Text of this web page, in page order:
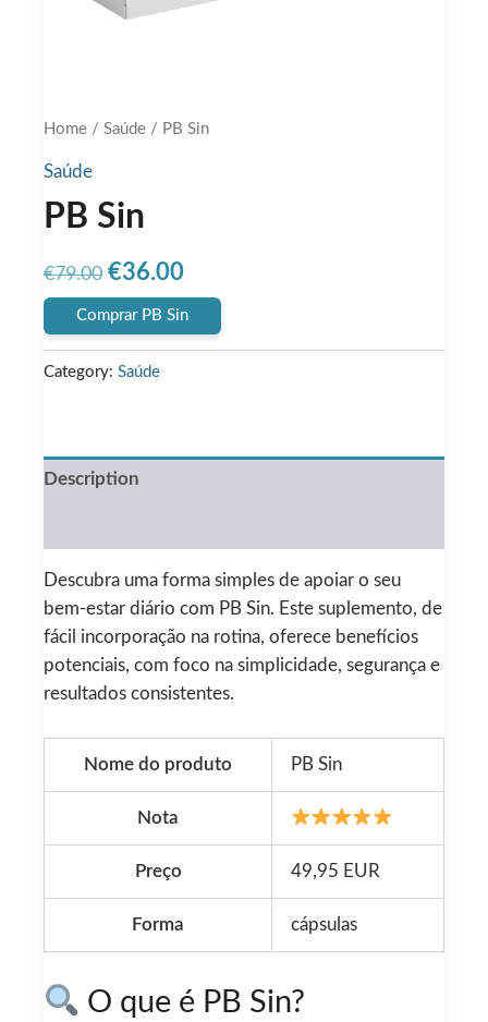
Home / Saúde / PB Sin
Saúde
PB Sin
€79.00 Original
price
was:
€36.00Current
price
is:
Comprar PB Sin
Category: Saúde
Description
Descubra uma forma simples de apoiar o seu
bem-estar diário com PB Sin. Este suplemento, de
fácil incorporação na rotina, oferece benefícios
potenciais, com foco na simplicidade, segurança e
resultados consistentes.
Nome do produto PB Sin
Nota
Preço 49,95 EUR
Forma cápsulas
O que é PB Sin?